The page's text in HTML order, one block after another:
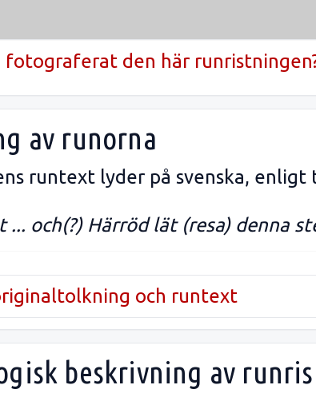
fotograferat den här
av runorna
runtext lyder på svenska, enligt
... och(?) Härröd lät (resa) denna
och runtext
beskrivning av